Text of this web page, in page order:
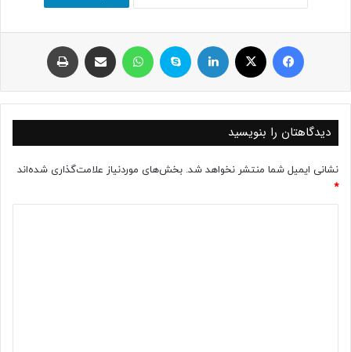
فیسبوک ایکس لینکداین اسکایپ واتس آپ اشتراک با ایمیل
دیدگاهتان را بنویسید
نشانی ایمیل شما منتشر نخواهد شد. بخش‌های موردنیاز علامت‌گذاری شده‌اند
*